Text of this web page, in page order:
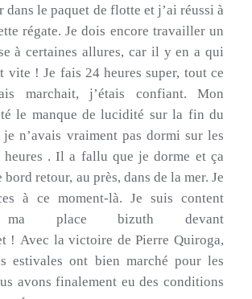
dans le paquet de flotte et j’ai réussi à
régate. Je dois encore travailler un
à certaines allures, car il y en a qui
vite ! Je fais 24 heures super, tout ce
marchait, j’étais confiant.
Mon
le manque de lucidité sur la fin du
je n’avais vraiment pas dormi sur les
heures . Il a fallu que je dorme et ça
bord retour, au près, dans de la mer. Je
à ce moment-là. Je suis content
ma place bizuth devant
! Avec la victoire de Pierre Quiroga,
estivales ont bien marché pour les
avons finalement eu des conditions